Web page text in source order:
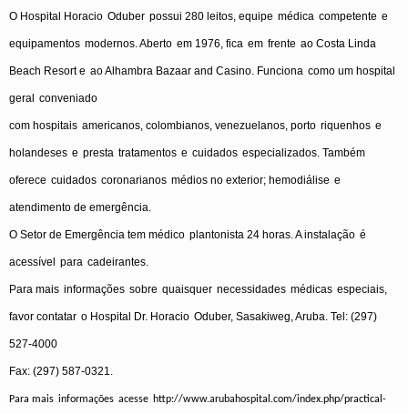
O Hospital Horacio Oduber possui 280 leitos, equipe médica competente e
equipamentos modernos.Aberto em 1976, fica em frente ao Costa Linda
Beach Resorte aoAlhambra Bazaar and Casino. Funciona como um hospital
geral conveniado
com hospitais americanos, colombianos, venezuelanos, porto riquenhos e
holandeses e presta tratamentos e cuidados especializados. Também
oferece cuidados coronarianos médios no exterior; hemodiálise e
atendimento de emergência.
O Setor de Emergência tem médico plantonista 24 horas. Ainstalação é
acessível para cadeirantes.
Para mais informações sobre quaisquer necessidades médicas especiais,
favor contatar o Hospital Dr. Horacio Oduber, Sasakiweg, Aruba. Tel: (297)
527-4000
Fax: (297) 587-0321.
Para mais informações acesse http://www.arubahospital.com/index.php/practical-